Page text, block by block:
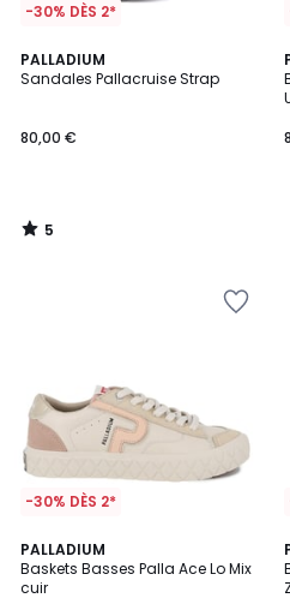
-30% DÈS 2*
PALLADIUM
Sandales Pallacruise Strap
80,00 €
5
/
5
/
-30% DÈS 2*
PALLADIUM
Baskets Basses Palla Ace Lo Mix
cuir